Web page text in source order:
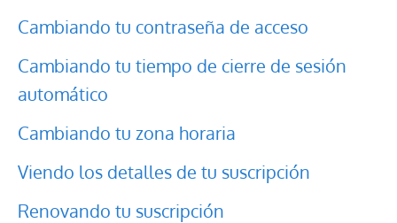
Cambiando tu contraseña de acceso
Cambiando tu tiempo de cierre de sesión
automático
Cambiando tu zona horaria
Viendo los detalles de tu suscripción
Renovando tu suscripción